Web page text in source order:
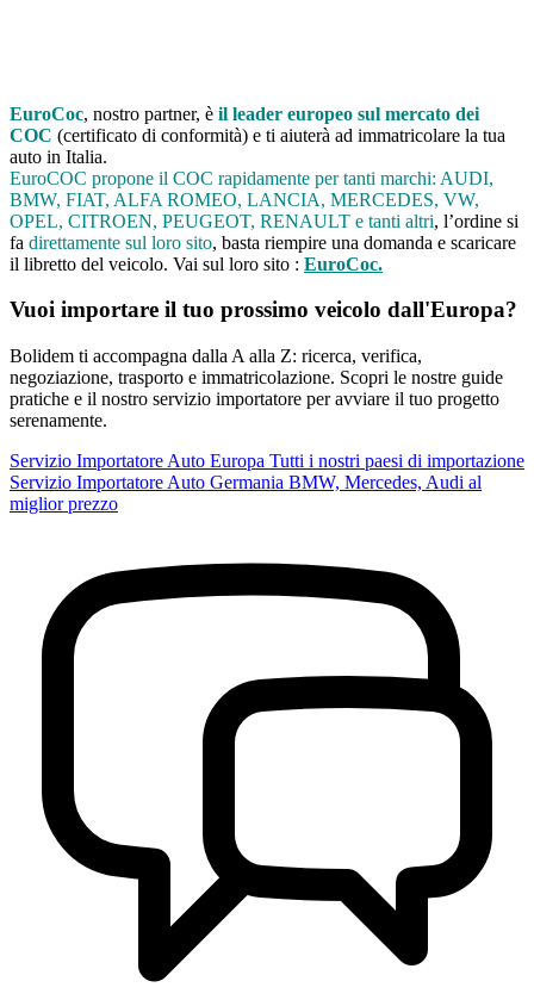
EuroCoc, nostro partner, è il leader europeo sul mercato dei
COC (certificato di conformità) e ti aiuterà ad immatricolare la tua
auto in Italia.
EuroCOC propone il COC rapidamente per tanti marchi: AUDI,
BMW, FIAT, ALFA ROMEO, LANCIA, MERCEDES, VW,
OPEL, CITROEN, PEUGEOT, RENAULT e tanti altri, l’ordine si
fa direttamente sul loro sito, basta riempire una domanda e scaricare
il libretto del veicolo. Vai sul loro sito : EuroCoc.
Vuoi importare il tuo prossimo veicolo dall'Europa?
Bolidem ti accompagna dalla A alla Z: ricerca, verifica,
negoziazione, trasporto e immatricolazione. Scopri le nostre guide
pratiche e il nostro servizio importatore per avviare il tuo progetto
serenamente.
Servizio Importatore Auto Europa Tutti i nostri paesi di importazione
Servizio Importatore Auto Germania BMW, Mercedes, Audi al
miglior prezzo